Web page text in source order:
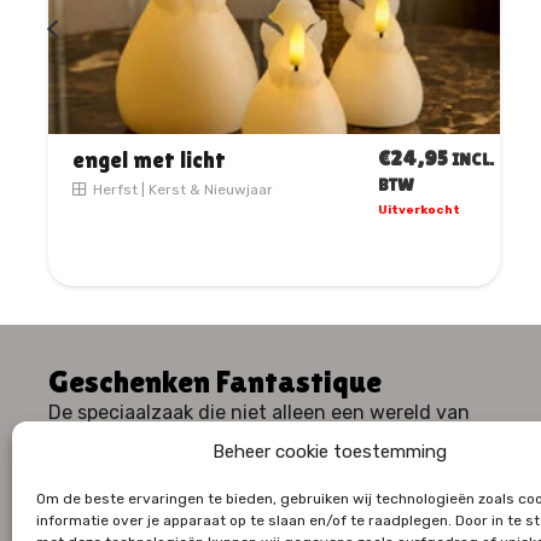
Beheer cookie toestemming
Om de beste ervaringen te bieden, gebruiken wij technologieën zoals
informatie over je apparaat op te slaan en/of te raadplegen. Door in te
Engel met ster
Beeldjes|Kerst & Nieuwjaar
€33,00 INCL.
BTW
Uitverkocht
Geschenken Fantastique
De speciaalzaak die niet alleen een wereld van
comfort en stijl te bieden heeft.